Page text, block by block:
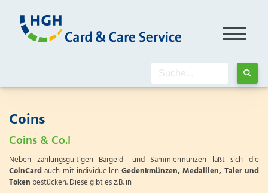
Coins
Coins & Co.!
Neben zahlungsgültigen Bargeld- und Sammlermünzen läßt sich die
CoinCardauch mit individuellenGedenkmünzen, Medaillen, Taler und
Token bestücken. Diese gibt es z.B. in